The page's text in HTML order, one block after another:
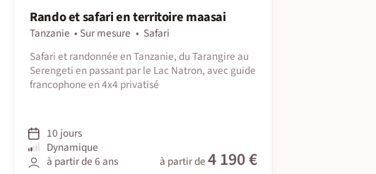
Rando et safari en territoire maasai
Tanzanie Sur mesure
Safari
Safari et randonnée en Tanzanie, du Tarangire au
Serengeti en passant par le Lac Natron, avec guide
francophone en 4x4 privatisé
10 jours
Dynamique
à partir de 6 ans
à partir de4 190 €